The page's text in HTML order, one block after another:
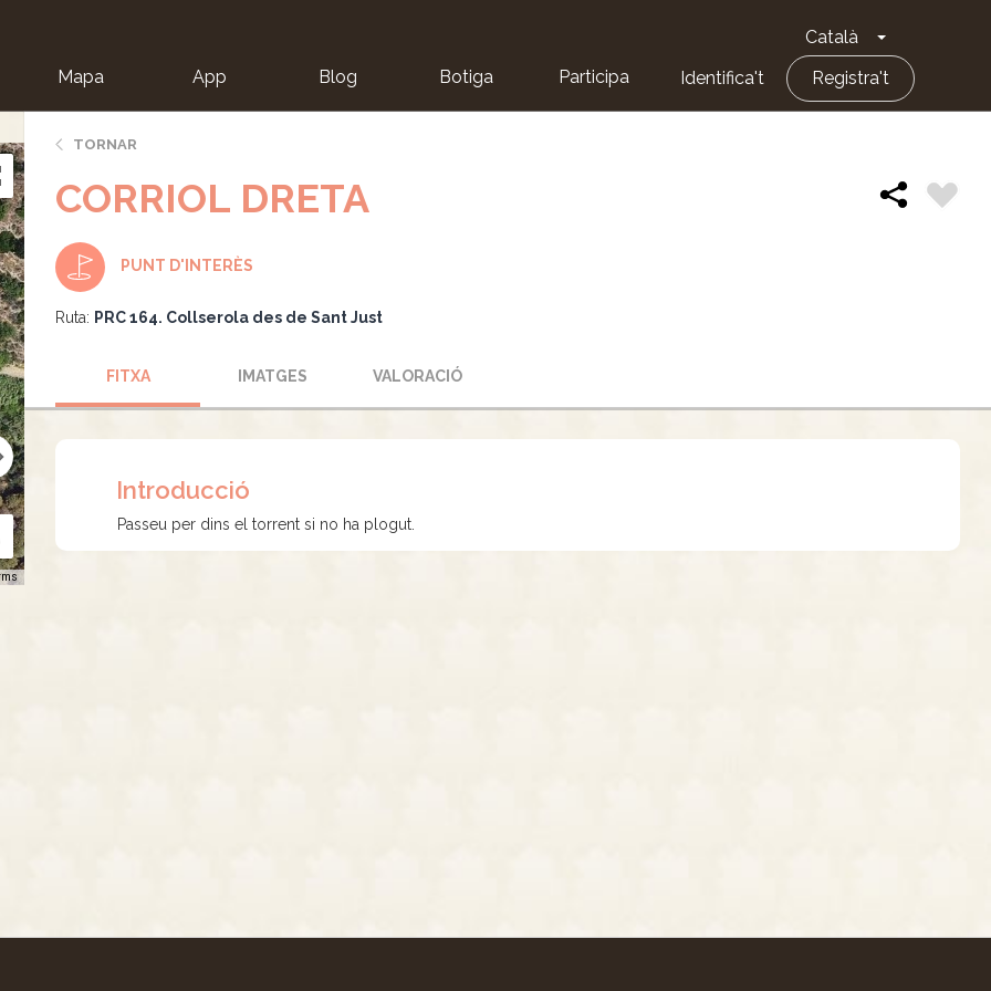
Català Toggle
Mapa App Blog Botiga Participa Identifica't Registra't
TORNAR
CORRIOL DRETA
PUNT D'INTERÈS
Ruta: PRC 164. Collserola des de Sant Just
FITXA IMATGES VALORACIÓ
Introducció
Passeu per dins el torrent si no ha plogut.